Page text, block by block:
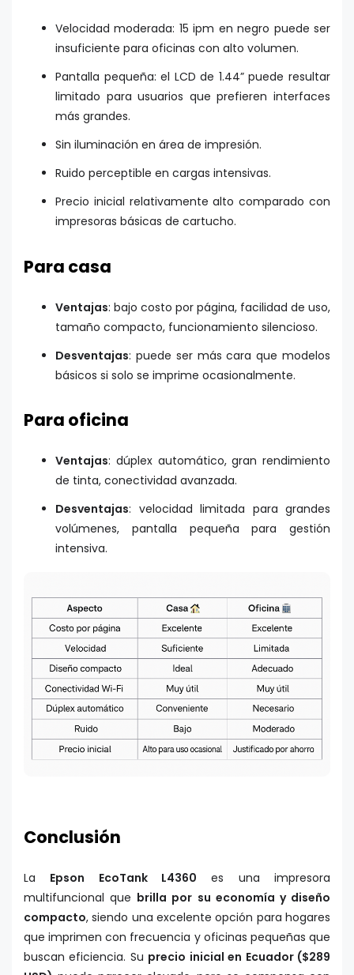
Velocidad moderada: 15 ipm en negro puede ser
insuficiente para oficinas con alto volumen.
Pantalla pequeña: el LCD de 1.44” puede resultar
limitado para usuarios que prefieren interfaces
más grandes.
Sin iluminación en área de impresión.
Ruido perceptible en cargas intensivas.
Precio inicial relativamente alto comparado con
impresoras básicas de cartucho.
Para casa
Ventajas: bajo costo por página, facilidad de uso,
tamaño compacto, funcionamiento silencioso.
Desventajas: puede ser más cara que modelos
básicos si solo se imprime ocasionalmente.
Para oficina
Ventajas: dúplex automático, gran rendimiento
de tinta, conectividad avanzada.
Desventajas: velocidad limitada para grandes
volúmenes, pantalla pequeña para gestión
intensiva.
Conclusión
La Epson EcoTank L4360 es una impresora
multifuncional que brilla por su economía y diseño
compacto, siendo una excelente opción para hogares
que imprimen con frecuencia y oficinas pequeñas que
buscan eficiencia. Su precio inicial en Ecuador ($289